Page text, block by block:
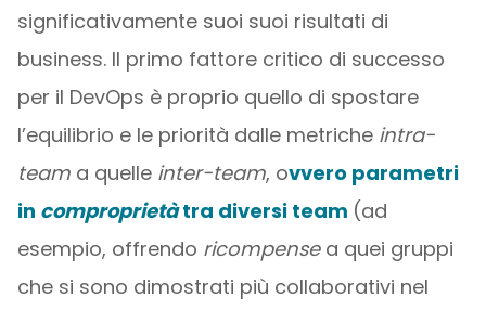
significativamente suoi suoi risultati di
business. Il primo fattore critico di successo
per il DevOps è proprio quello di spostare
l’equilibrio e le priorità dalle metriche intra-
teama quelle inter-team, ovvero parametri
in comproprietàtra diversi team (ad
esempio, offrendo ricompensea quei gruppi
che si sono dimostrati più collaborativi nel